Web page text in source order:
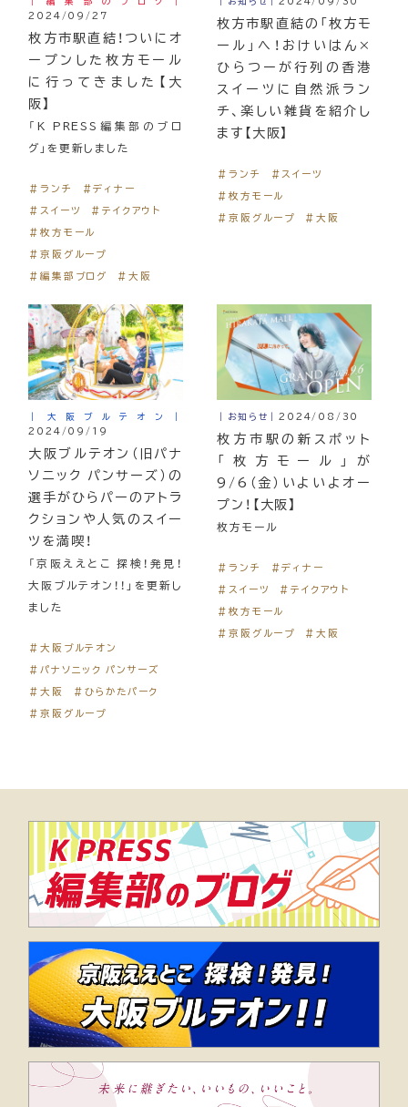
2024/09/27
枚方市駅直結！ついにオ
ープンした枚方モール
に行ってきました【大
阪】
「K PRESS編集部のブロ
グ」を更新しました
＃ランチ
＃ディナー
＃スイーツ
＃テイクアウト
＃枚方モール
＃京阪グループ
＃編集部ブログ
＃大阪
枚方市駅直結の「枚方モ
ール」へ！おけいはん×
ひらつーが行列の香港
スイーツに自然派ラン
チ、楽しい雑貨を紹介し
ます【大阪】
＃ランチ
＃スイーツ
＃枚方モール
＃京阪グループ
＃大阪
｜大阪ブルテオン｜
2024/09/19
大阪ブルテオン（旧パナ
ソニック パンサーズ）の
選手がひらパーのアトラ
クションや人気のスイー
ツを満喫！
「京阪ええとこ 探検！発見！
大阪ブルテオン！！」を更新し
ました
＃大阪ブルテオン
＃パナソニック パンサーズ
＃大阪
＃ひらかたパーク
＃京阪グループ
｜お知らせ｜2024/08/30
枚方市駅の新スポット
「枚方モール」が
9/6（金）いよいよオー
プン！【大阪】
枚方モール
＃ランチ
＃ディナー
＃スイーツ
＃テイクアウト
＃枚方モール
＃京阪グループ
＃大阪